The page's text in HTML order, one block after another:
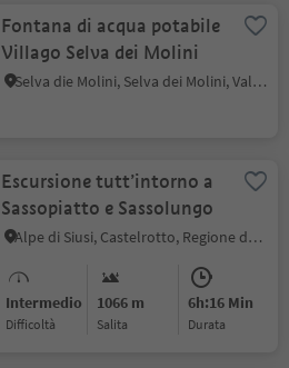
Fontana di acqua potabile
Villago Selva dei Molini
Selva die Molini, Selva dei Molini, Valle Aurina
Escursione tutt’intorno a
Sassopiatto e Sassolungo
Alpe di Siusi, Castelrotto, Regione dolomitica Alpe di Siusi
Intermedio
Difficoltà
1066 m
Salita
6h:16 Min
durata